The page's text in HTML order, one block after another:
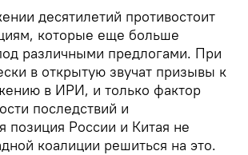
десятилетий противостоит
которые еще больше
различными предлогами. При
в открытую звучат призывы к
в ИРИ, и только фактор
последствий и
позиция России и Китая не
коалиции решиться на это.